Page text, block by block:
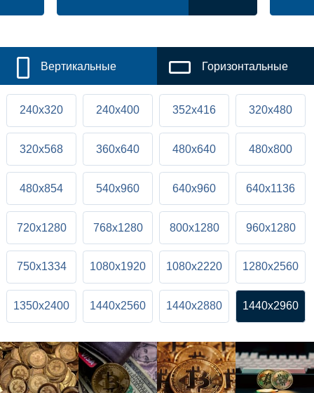
Вертикальные Горизонтальные
240x320 240x400 352x416 320x480
320x568 360x640 480x640 480x800
480x854 540x960 640x960 640x1136
720x1280 768x1280 800x1280 960x1280
750x1334 1080x1920 1080x2220 1280x2560
1350x2400 1440x2560 1440x2880 1440x2960